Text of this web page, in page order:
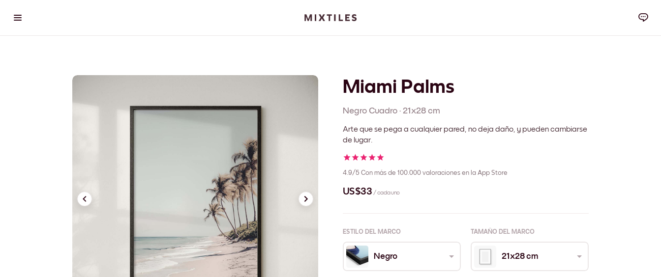
Miami Palms
Negro Cuadro · 21x28 cm
Arte que se pega a cualquier pared, no deja daño, y pueden cambiarse
de lugar.
4.9/5 Con más de 100.000 valoraciones en la App Store
US$33 / cada uno
ESTILO DEL MARCO TAMAÑO DEL MARCO
Negro 21x28 cm